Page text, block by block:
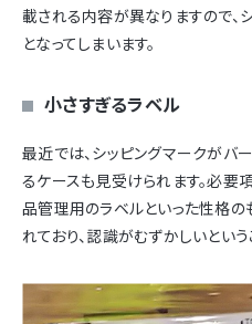
載される内容が異なりますので、
となってしまいます。
小さすぎるラベル
最近では、シッピングマークがバ
るケースも見受けられます。必要
品管理用のラベルといった性格の
れており、認識がむずかしいという